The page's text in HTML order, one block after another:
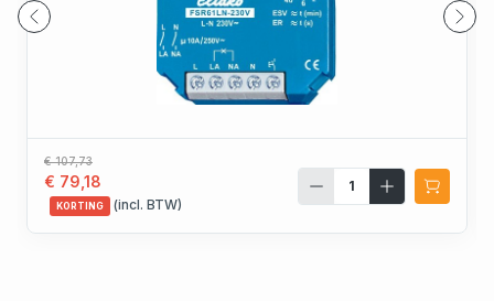
€ 107,73
€ 79,18
KORTING (incl. BTW)